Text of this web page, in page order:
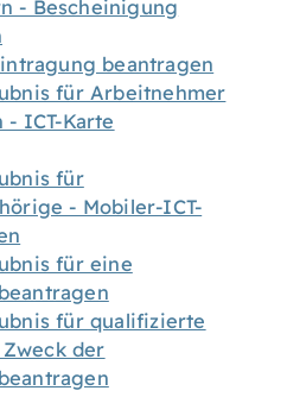
- Bescheinigung
beantragen
für Arbeitnehmer
- ICT-Karte
für
- Mobiler-ICT-
für eine
für qualifizierte
der